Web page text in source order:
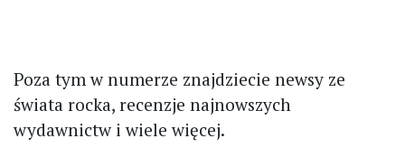
Poza tym w numerze znajdziecie newsy ze
świata rocka, recenzje najnowszych
wydawnictw i wiele więcej.